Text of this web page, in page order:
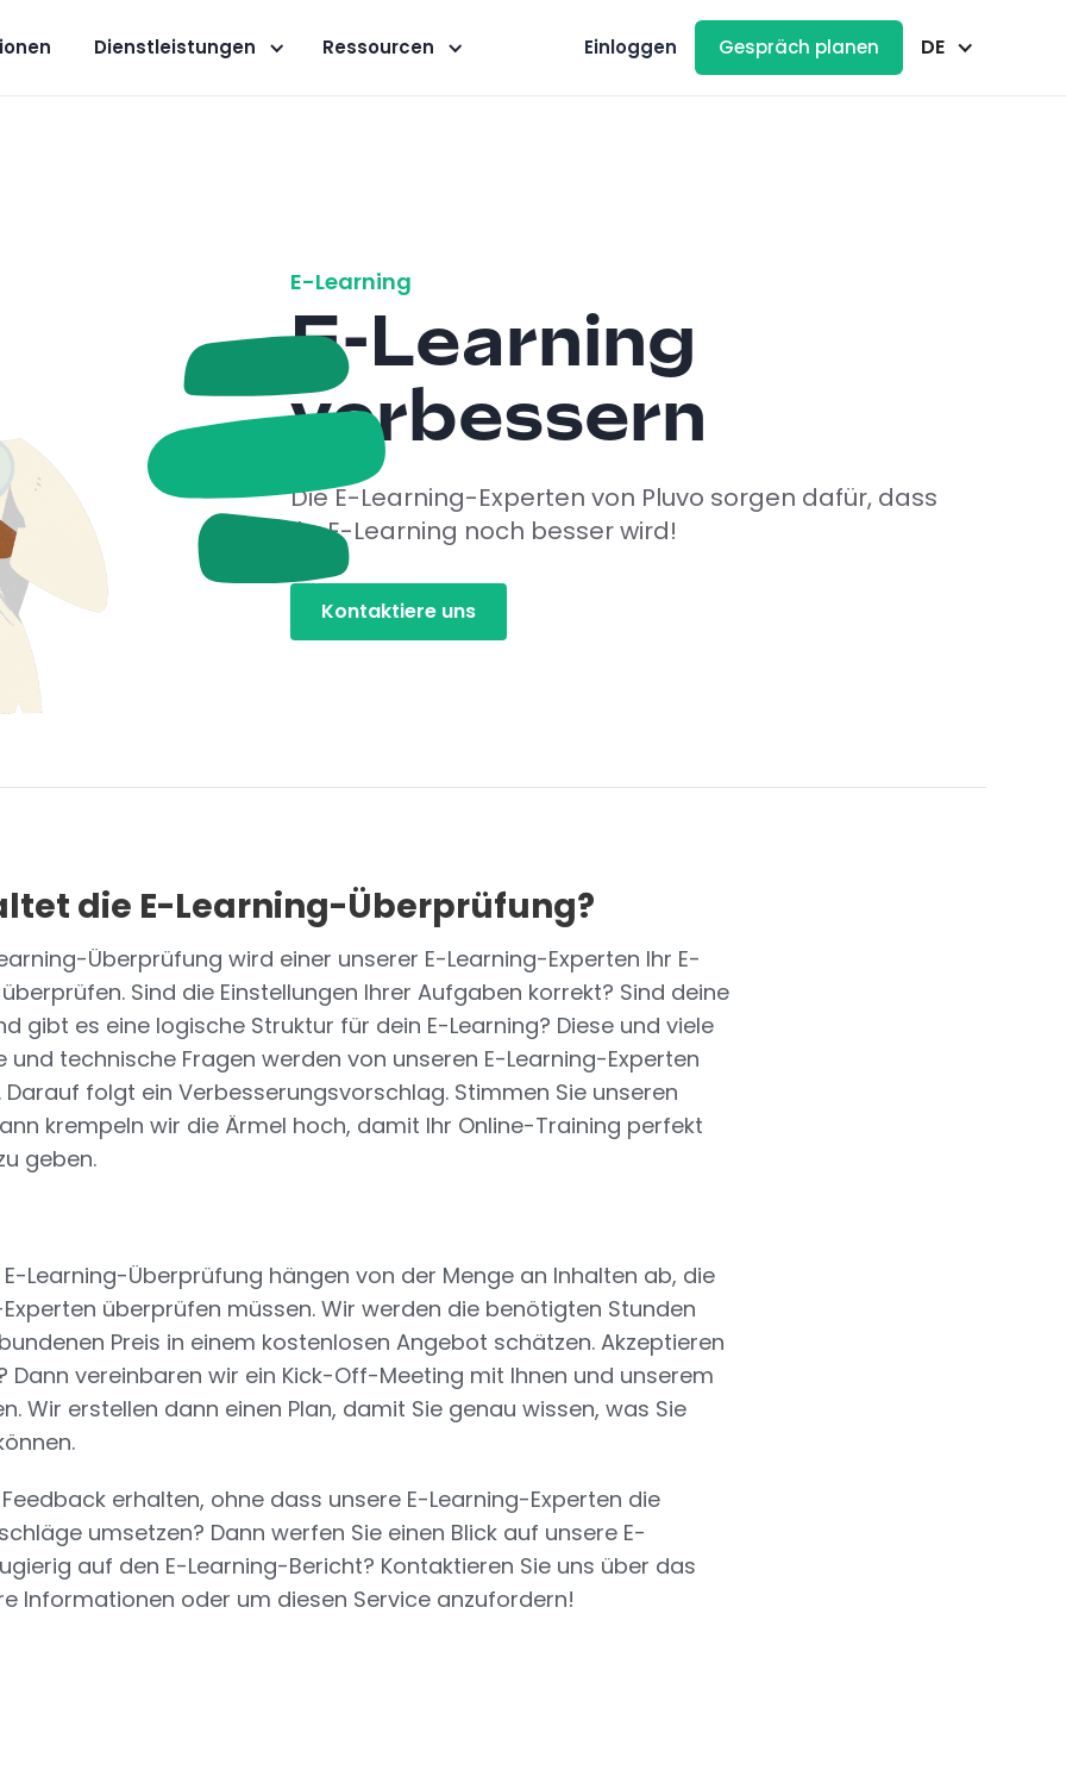
Dienstleistungen Ressourcen Einloggen Gespräch planen DE
E-Learning
E-Learning
verbessern
Die E-Learning-Experten von Pluvo sorgen dafür, dass
Ihr E-Learning noch besser wird!
Kontaktiere uns
die E-Learning-Überprüfung?
Überprüfung wird einer unserer E-Learning-Experten Ihr E-
Sind die Einstellungen Ihrer Aufgaben korrekt? Sind deine
gibt es eine logische Struktur für dein E-Learning? Diese und viele
technische Fragen werden von unseren E-Learning-Experten
folgt ein Verbesserungsvorschlag. Stimmen Sie unseren
krempeln wir die Ärmel hoch, damit Ihr Online-Training perfekt
geben.
E-Learning-Überprüfung hängen von der Menge an Inhalten ab, die
überprüfen müssen. Wir werden die benötigten Stunden
Preis in einem kostenlosen Angebot schätzen. Akzeptieren
Dann vereinbaren wir ein Kick-Off-Meeting mit Ihnen und unserem
Wir erstellen dann einen Plan, damit Sie genau wissen, was Sie
erhalten, ohne dass unsere E-Learning-Experten die
umsetzen? Dann werfen Sie einen Blick auf unsere E-
auf den E-Learning-Bericht? Kontaktieren Sie uns über das
Informationen oder um diesen Service anzufordern!